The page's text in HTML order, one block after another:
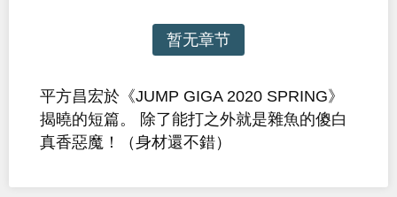
暂无章节
平方昌宏於《JUMP GIGA 2020 SPRING》
揭曉的短篇。 除了能打之外就是雜魚的傻白
真香惡魔！（身材還不錯）